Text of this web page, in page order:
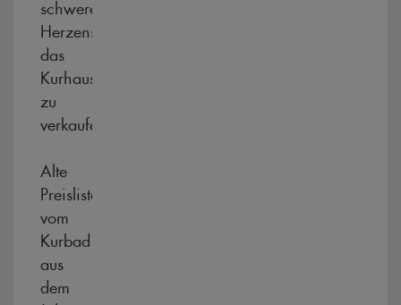
schweren
Herzens,
das
Kurhaus
zu
verkaufen.
Alte
Preisliste
vom
Kurbad
aus
dem